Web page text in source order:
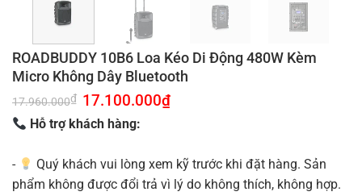
ROADBUDDY 10B6 Loa Kéo Di Động 480W Kèm
Micro Không Dây Bluetooth
17.960.000₫ Giá
gốc
là:
17.960.000₫.
17.100.000₫Giá
Hỗ trợ khách hàng:
-
Quý khách vui lòng xem kỹ trước khi đặt hàng. Sản
phẩm không được đổi trả vì lý do không thích, không hợp.